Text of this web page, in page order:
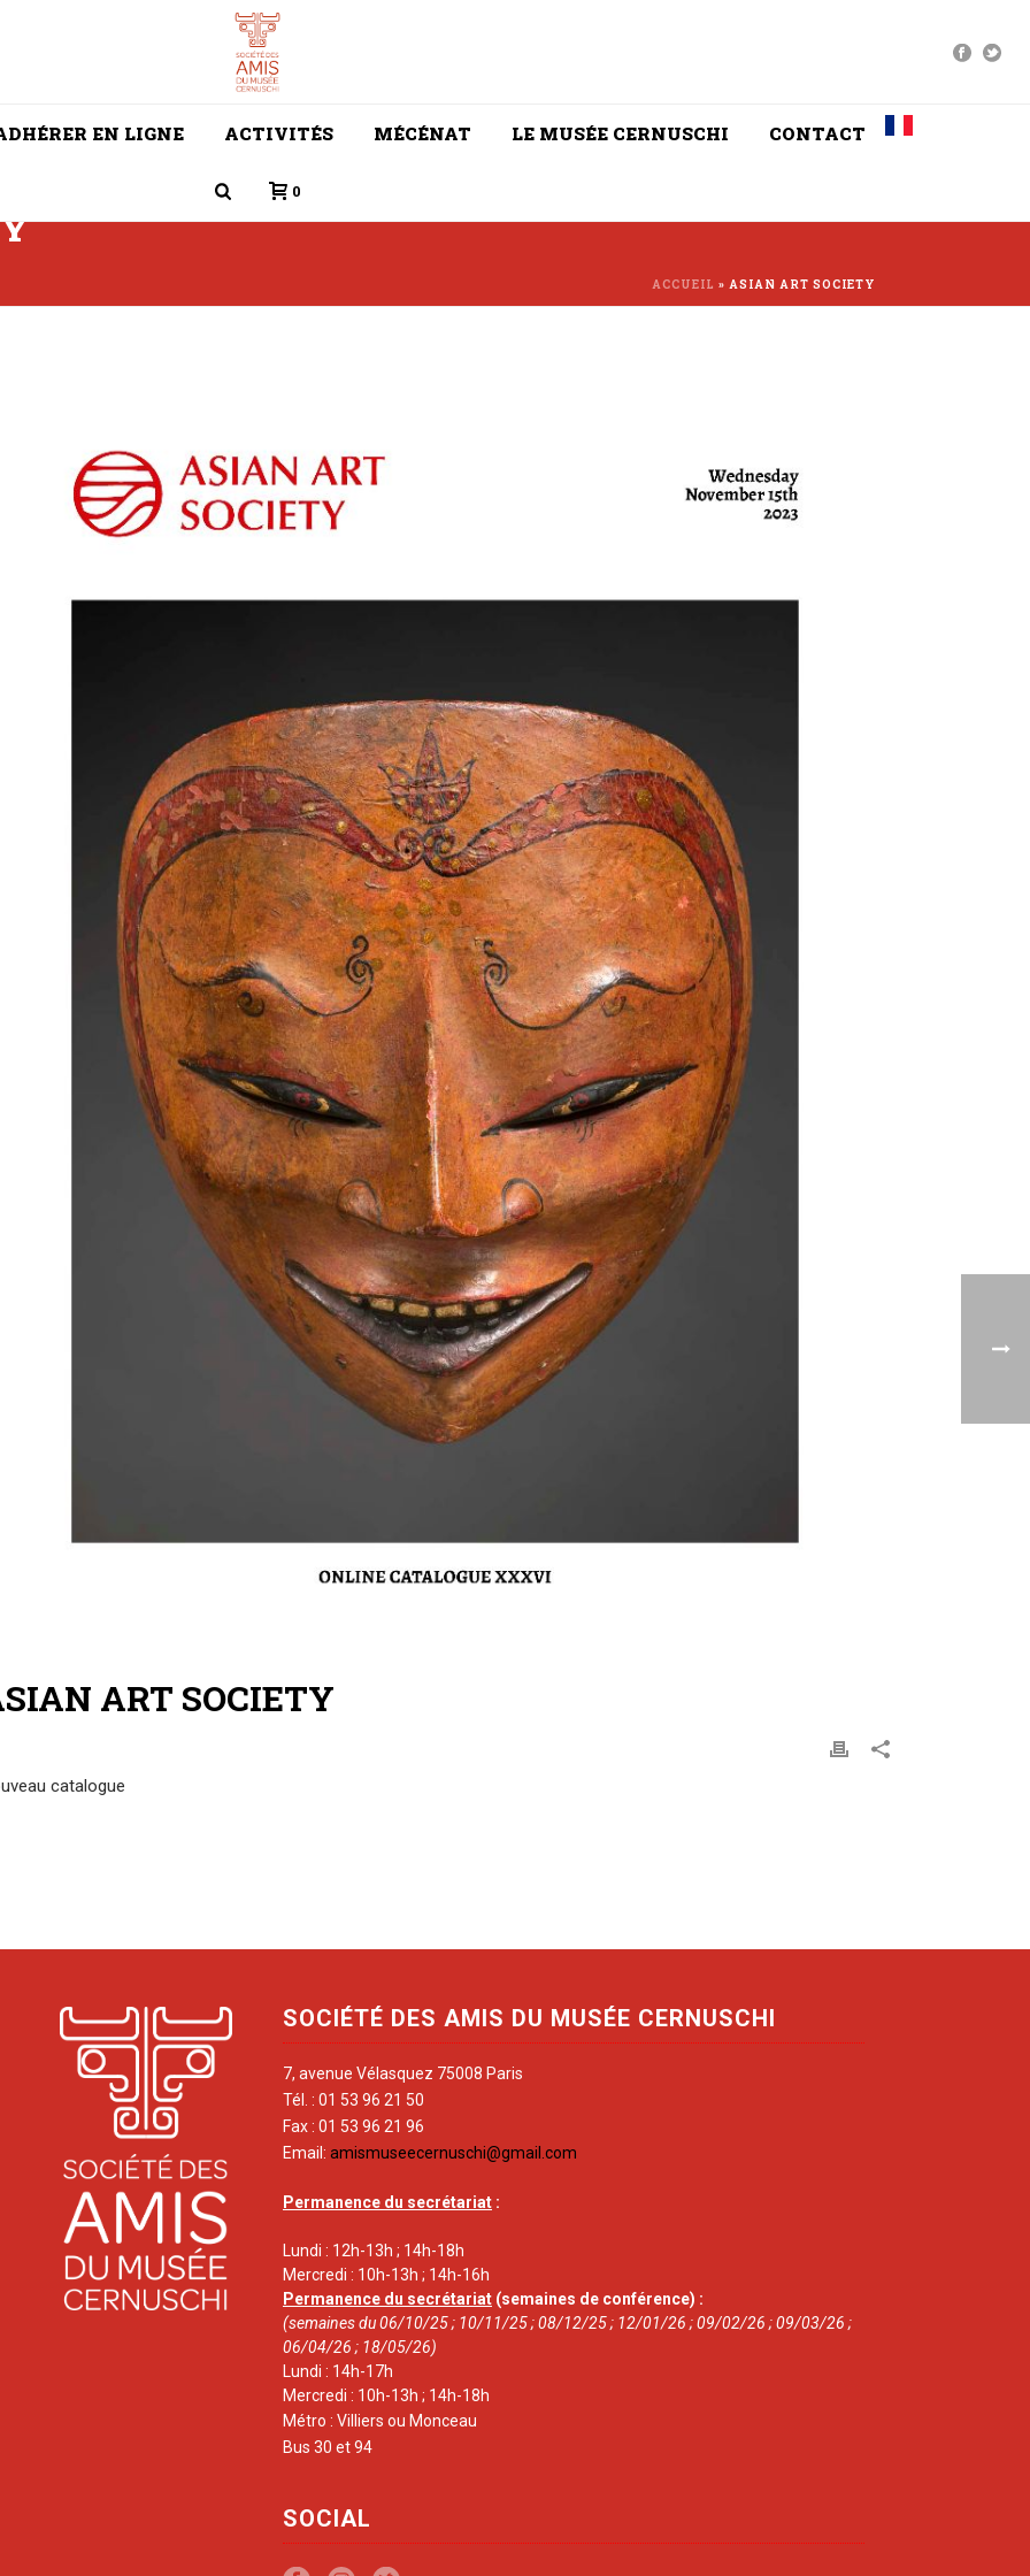
EN LIGNE ACTIVITÉS MÉCÉNAT LE MUSÉE CERNUSCHI CONTACT
0
ACCUEIL » ASIAN ART SOCIETY
ART SOCIETY
catalogue
SOCIÉTÉ DES AMIS DU MUSÉE CERNUSCHI
7, avenue Vélasquez 75008 Paris
Tél. : 01 53 96 21 50
Fax : 01 53 96 21 96
Email: amismuseecernuschi@gmail.com
Permanence du secrétariat :
Lundi : 12h-13h ; 14h-18h
Mercredi : 10h-13h ; 14h-16h
Permanence du secrétariat (semaines de conférence) :
(semaines du 06/10/25 ; 10/11/25 ; 08/12/25 ; 12/01/26 ; 09/02/26 ; 09/03/26 ;
06/04/26 ; 18/05/26)
Lundi : 14h-17h
Mercredi : 10h-13h ; 14h-18h
Métro : Villiers ou Monceau
Bus 30 et 94
SOCIAL